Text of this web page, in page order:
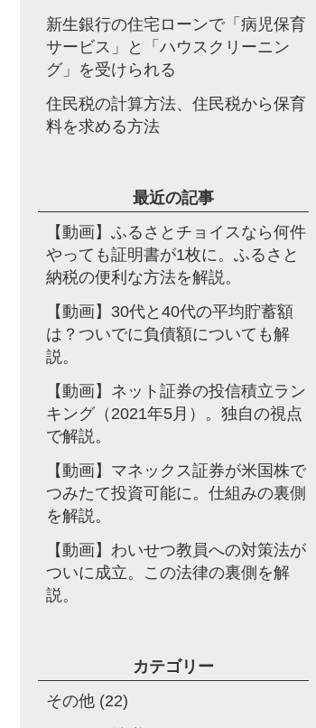
新生銀行の住宅ローンで「病児保育
サービス」と「ハウスクリーニン
グ」を受けられる
住民税の計算方法、住民税から保育
料を求める方法
最近の記事
【動画】ふるさとチョイスなら何件
やっても証明書が1枚に。ふるさと
納税の便利な方法を解説。
【動画】30代と40代の平均貯蓄額
は？ついでに負債額についても解
説。
【動画】ネット証券の投信積立ラン
キング（2021年5月）。独自の視点
で解説。
【動画】マネックス証券が米国株で
つみたて投資可能に。仕組みの裏側
を解説。
【動画】わいせつ教員への対策法が
ついに成立。この法律の裏側を解
説。
カテゴリー
その他 (22)